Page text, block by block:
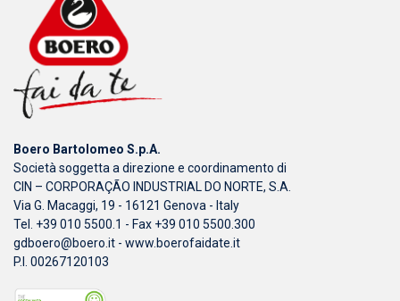
Boero Bartolomeo S.p.A.
Società soggetta a direzione e coordinamento di
CIN – CORPORAÇÃO INDUSTRIAL DO NORTE, S.A.
Via G. Macaggi, 19 - 16121 Genova - Italy
Tel. +39 010 5500.1 - Fax +39 010 5500.300
gdboero@boero.it - www.boerofaidate.it
P.I. 00267120103